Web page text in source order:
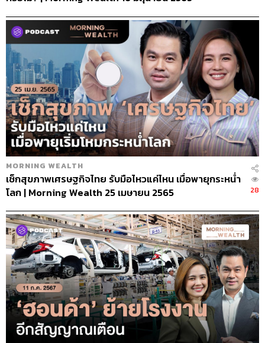
MORNING WEALTH
เช็กสุขภาพเศรษฐกิจไทย รับมือไหวแค่ไหน เมื่อพายุกระหน่ำ
โลก | Morning Wealth 25 เมษายน 2565
28